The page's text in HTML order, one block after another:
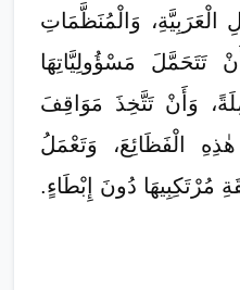
الْعَرَبِيَّةِ، وَالْمُنَظَّمَاتِ
تَتَحَمَّلَ مَسْؤُولِيَّاتِهَا
وَأَنْ تَتَّخِذَ مَوَاقِفَ
الْفَظَائِعَ، وَتَعْمَلُ
مُرْتَكِبِيهَا دُونَ إِبْطَاءٍ.